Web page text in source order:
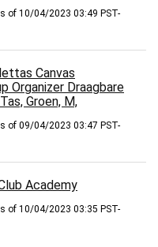
of 10/04/2023 03:49 PST-
Canvas
Organizer Draagbare
Groen, M,
of 09/04/2023 03:47 PST-
Academy
of 10/04/2023 03:35 PST-